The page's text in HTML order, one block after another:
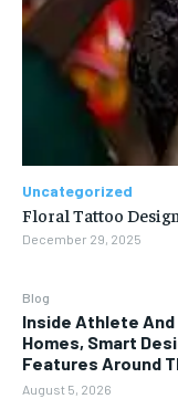
Blog
Inside Athlete
Homes, Smart
Features Around
August 5, 2026
Uncategorized
Floral Tattoo
December 29, 2025